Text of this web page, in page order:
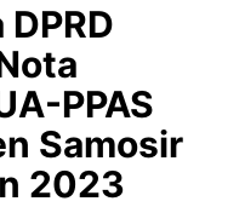
PPAS
Samosir
2023